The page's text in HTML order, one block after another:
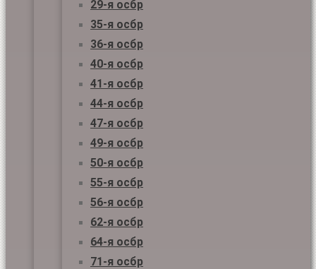
29-я осбр
35-я осбр
36-я осбр
40-я осбр
41-я осбр
44-я осбр
47-я осбр
49-я осбр
50-я осбр
55-я осбр
56-я осбр
62-я осбр
64-я осбр
71-я осбр